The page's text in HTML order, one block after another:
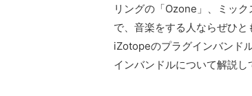
リングの「Ozone」、ミッ
で、音楽をする人ならぜひ
iZotopeのプラグインバンド
インバンドルについて解説し